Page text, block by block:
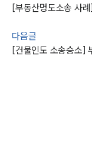
다음글